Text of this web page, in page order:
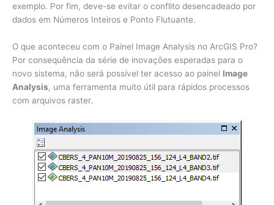
exemplo. Por fim, deve-se evitar o conflito desencadeado por
dados em Números Inteiros e Ponto Flutuante.
O que aconteceu com o Painel Image Analysis no ArcGIS Pro?
Por consequência da série de inovações esperadas para o
novo sistema, não será possível ter acesso ao painel Image
Analysis, uma ferramenta muito útil para rápidos processos
com arquivos raster.